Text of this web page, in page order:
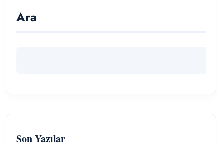
Ara
Son Yazılar